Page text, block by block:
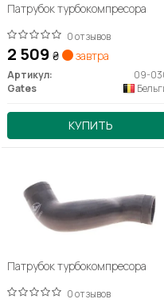
Патрубок турбокомпресора
0 отзывов
2 509 ₴ завтра
Артикул:
09-
Gates
КУПИТЬ
Патрубок турбокомпресора
0 отзывов